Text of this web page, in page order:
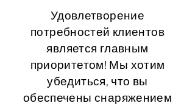
Удовлетворение
потребностей клиентов
является главным
приоритетом! Мы хотим
убедиться, что вы
обеспечены снаряжением